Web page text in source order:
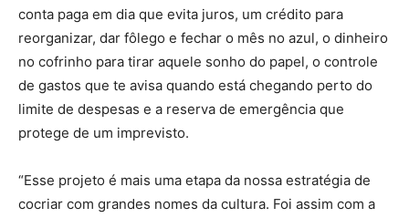
conta paga em dia que evita juros, um crédito para
reorganizar, dar fôlego e fechar o mês no azul, o dinheiro
no cofrinho para tirar aquele sonho do papel, o controle
de gastos que te avisa quando está chegando perto do
limite de despesas e a reserva de emergência que
protege de um imprevisto.
“Esse projeto é mais uma etapa da nossa estratégia de
cocriar com grandes nomes da cultura. Foi assim com a